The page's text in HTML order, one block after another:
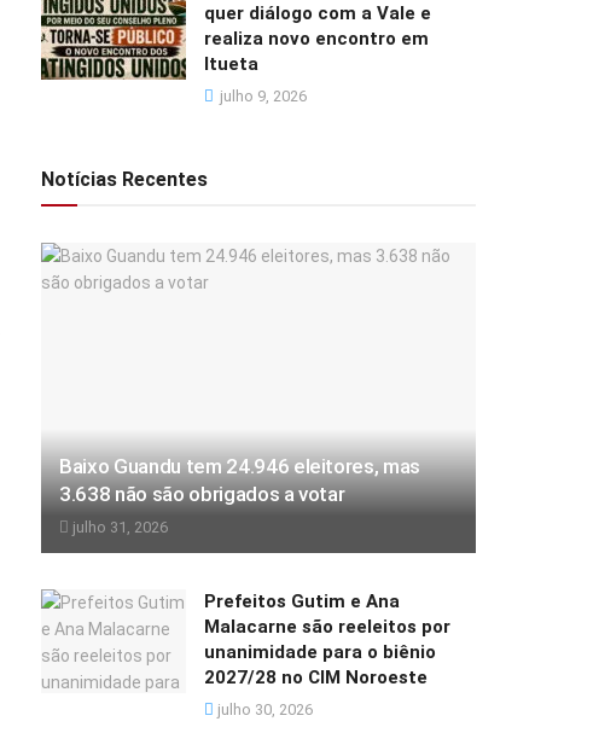
quer diálogo com a Vale e
realiza novo encontro em
Itueta
julho 9, 2026
Notícias Recentes
Baixo Guandu tem 24.946 eleitores, mas
3.638 não são obrigados a votar
julho 31, 2026
Prefeitos Gutim e Ana
Malacarne são reeleitos por
unanimidade para o biênio
2027/28 no CIM Noroeste
julho 30, 2026